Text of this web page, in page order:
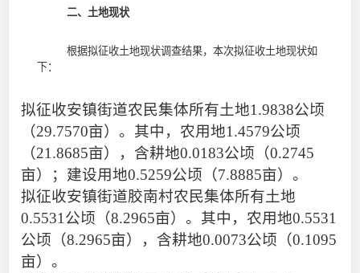
二、土地现状
根据拟征收土地现状调查结果，本次拟征收土地现状如
下：
拟征收安镇街道农民集体所有土地1.9838公顷
（29.7570亩）。其中，农用地1.4579公顷
（21.8685亩），含耕地0.0183公顷（0.2745
亩）
； 建设用地0.5259公顷（7.8885亩）。
拟征收安镇街道胶南村农民集体所有土地
0.5531 公顷（8.2965亩）。其中，农用地0.5531
公顷（8.2965亩），含耕地0.0073公顷（0.1095
亩）。